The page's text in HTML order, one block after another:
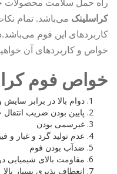
راه حمل سلامت محصولات
کراسلینک می‌باشد. تمام
کاربردهای این فوم
خواص و کاربردهای آن
خواص فوم
دوام بالا در برابر
پایین بودن ضریب
غیرسمی بودن
عدم تولید گرد و غبار و
ضدآب بودن فوم
مقاومت بالای شیمیایی
انعطاف پذیری بسیار بالا